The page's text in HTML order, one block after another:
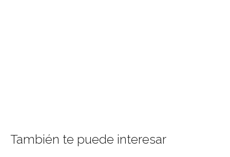
También te puede interesar